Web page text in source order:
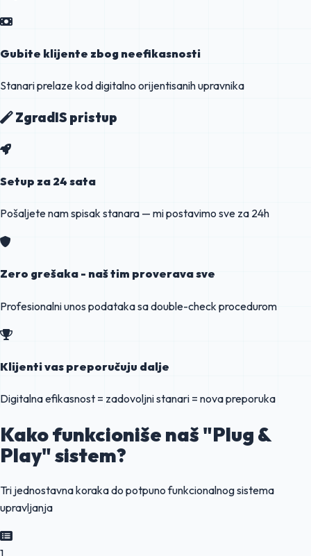
Gubite klijente zbog neefikasnosti
Stanari prelaze kod digitalno orijentisanih upravnika
ZgradIS pristup
Setup za 24 sata
Pošaljete nam spisak stanara — mi postavimo sve za 24h
Zero grešaka - naš tim proverava sve
Profesionalni unos podataka sa double-check procedurom
Klijenti vas preporučuju dalje
Digitalna efikasnost = zadovoljni stanari = nova preporuka
Kako funkcioniše naš"Plug &
Play"sistem?
Tri jednostavna koraka do potpuno funkcionalnog sistema
upravljanja
1